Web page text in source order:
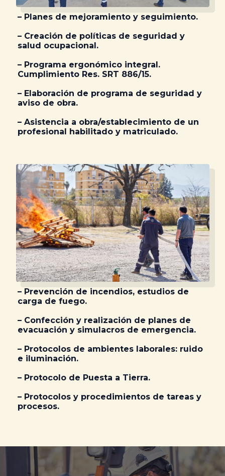
– Planes de mejoramiento y seguimiento.
– Creación de políticas de seguridad y
salud ocupacional.
– Programa ergonómico integral.
Cumplimiento Res. SRT 886/15.
– Elaboración de programa de seguridad y
aviso de obra.
– Asistencia a obra/establecimiento de un
profesional habilitado y matriculado.
– Prevención de incendios, estudios de
carga de fuego.
– Confección y realización de planes de
evacuación y simulacros de emergencia.
– Protocolos de ambientes laborales: ruido
e iluminación.
– Protocolo de Puesta a Tierra.
– Protocolos y procedimientos de tareas y
procesos.